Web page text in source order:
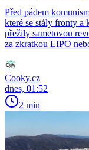
Před pádem
které se stály fronty a
přežily sametovou
za zkratkou LIPO
Cooky.cz
dnes, 01:52
2 min